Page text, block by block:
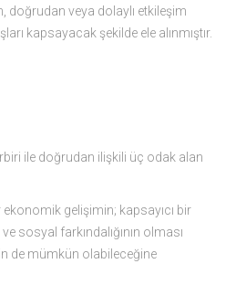
doğrudan veya dolaylı etkileşim
kapsayacak şekilde ele alınmıştır.
ile doğrudan ilişkili üç odak alan
gelişimin; kapsayıcı bir
sosyal farkındalığının olması
de mümkün olabileceğine